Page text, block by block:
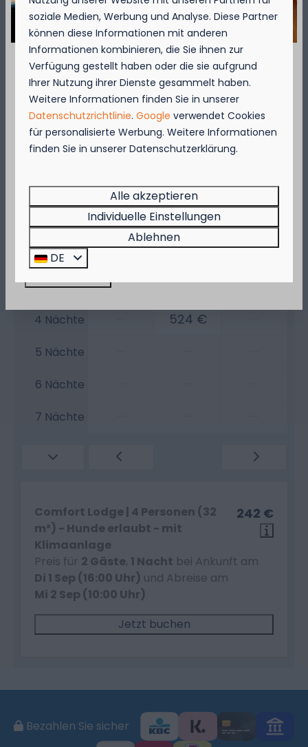
Verfügbarkeit und Preis
2 Gäste
Di01-09-2026 Mi02-09-2026
31 Aug
1 Sep
1 Nacht
— 242 € 242 €
2 Nächte
3 Nächte — 435 € 435 €
4 Nächte 524 €
5 Nächte
6 Nächte
7 Nächte
242 €
Comfort Lodge | 4 Personen (32
m²) - Hunde erlaubt - mit
Klimaanlage
Preis für 2 Gäste, 1 Nacht bei Ankunft am
Di 1 Sep (16:00 Uhr) und Abreise am
Mi 2 Sep (10:00 Uhr)
Jetzt buchen
Bezahlen Sie sicher
September = Muschelmonat!
Genießen Sie vom 1. bis zum 29. September 50
% Rabatt auf den Preis für Muscheln für 2
Personen!
Brasserie VierTorrein Nieuwpoort und
Grill & Terracein Westende.
Beeilen Sie sich, denn die Aktion gilt nur, solange
der Vorrat reicht!
soziale Medien, Werbung und Analyse. Diese Partner
können diese Informationen mit anderen
Informationen kombinieren, die Sie ihnen zur
Verfügung gestellt haben oder die sie aufgrund
Ihrer Nutzung ihrer Dienste gesammelt haben.
Weitere Informationen finden Sie in unserer
Datenschutzrichtlinie.Google verwendet Cookies
für personalisierte Werbung. Weitere Informationen
finden Sie in unserer Datenschutzerklärung.
Alle akzeptieren
Individuelle Einstellungen
Ablehnen
DE